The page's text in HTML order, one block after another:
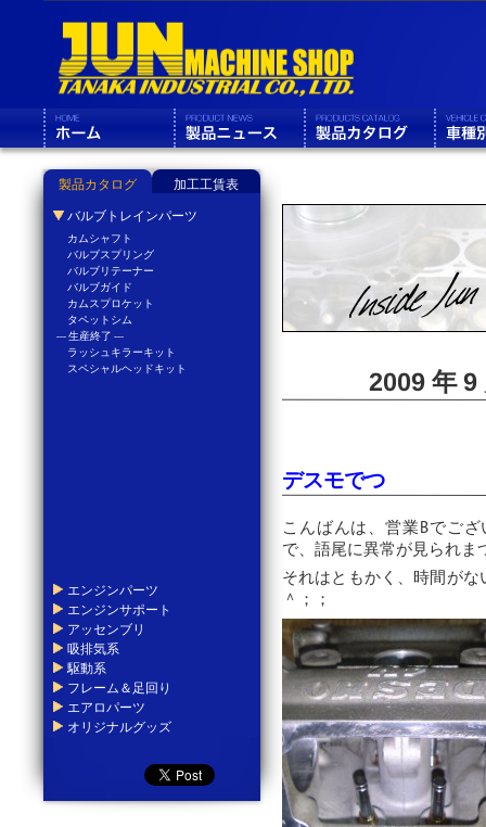
2009 年
デスモでつ
こんばんは、営業Bでご
で、語尾に異常が見られま
それはともかく、時間が
＾；；
製品カタログ 加工工賃表
バルブトレインパーツ
カムシャフト
バルブスプリング
バルブリテーナー
バルブガイド
カムスプロケット
タペットシム
--- 生産終了 ---
ラッシュキラーキット
スペシャルヘッドキット
エンジンパーツ
エンジンサポート
アッセンブリ
吸排気系
駆動系
フレーム＆足回り
エアロパーツ
オリジナルグッズ